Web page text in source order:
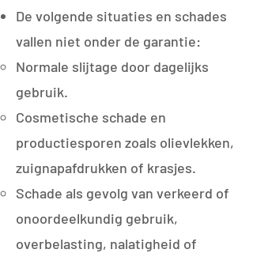
De volgende situaties en schades
vallen niet onder de garantie:
Normale slijtage door dagelijks
gebruik.
Cosmetische schade en
productiesporen zoals olievlekken,
zuignapafdrukken of krasjes.
Schade als gevolg van verkeerd of
onoordeelkundig gebruik,
overbelasting, nalatigheid of